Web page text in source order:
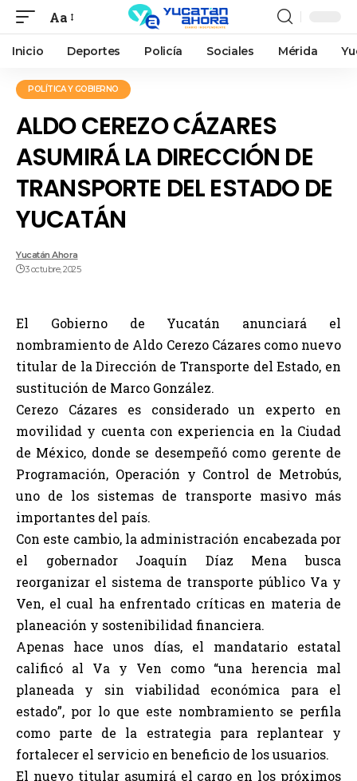
Aa
Inicio Deportes Policía Sociales Mérida
POLÍTICA Y GOBIERNO
ALDO CEREZO CÁZARES
ASUMIRÁ LA DIRECCIÓN DE
TRANSPORTE DEL ESTADO DE
YUCATÁN
Yucatán Ahora
3 octubre, 2025
El Gobierno de Yucatán anunciará el
nombramiento de Aldo Cerezo Cázares como nuevo
titular de la Dirección de Transporte del Estado, en
sustitución de Marco González.
Cerezo Cázares es considerado un experto en
movilidad y cuenta con experiencia en la Ciudad
de México, donde se desempeñó como gerente de
Programación, Operación y Control de Metrobús,
uno de los sistemas de transporte masivo más
importantes del país.
Con este cambio, la administración encabezada por
el gobernador Joaquín Díaz Mena busca
reorganizar el sistema de transporte público Va y
Ven, el cual ha enfrentado críticas en materia de
planeación y sostenibilidad financiera.
Apenas hace unos días, el mandatario estatal
calificó al Va y Ven como “una herencia mal
planeada y sin viabilidad económica para el
estado”, por lo que este nombramiento se perfila
como parte de la estrategia para replantear y
fortalecer el servicio en beneficio de los usuarios.
El nuevo titular asumirá el cargo en los próximos